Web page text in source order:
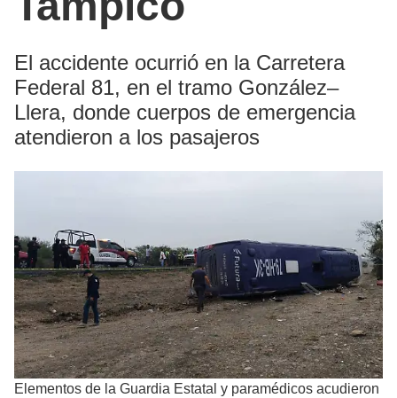
El accidente ocurrió en la Carretera
Federal 81, en el tramo González–
Llera, donde cuerpos de emergencia
atendieron a los pasajeros
Elementos de la Guardia Estatal y paramédicos acudieron